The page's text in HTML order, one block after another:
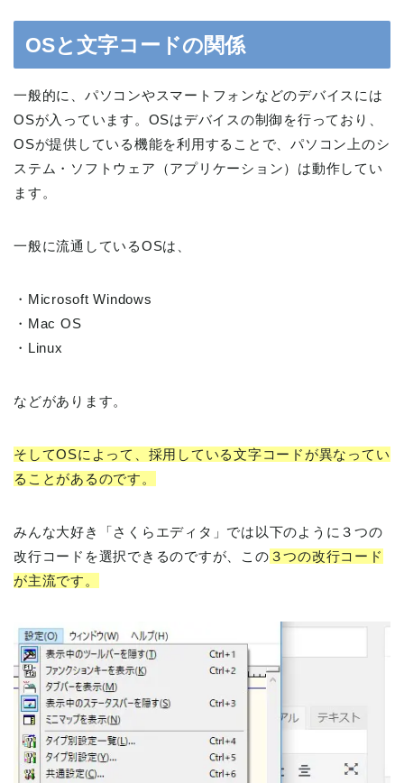
OSと文字コードの関係
一般的に、パソコンやスマートフォンなどのデバイスには
OSが入っています。OSはデバイスの制御を行っており、
OSが提供している機能を利用することで、パソコン上のシ
ステム・ソフトウェア（アプリケーション）は動作してい
ます。
一般に流通しているOSは、
・Microsoft Windows
・Mac OS
・Linux
などがあります。
そしてOSによって、採用している文字コードが異なってい
ることがあるのです。
みんな大好き「さくらエディタ」では以下のように３つの
改行コードを選択できるのですが、この ３つの改行コード
が主流です。